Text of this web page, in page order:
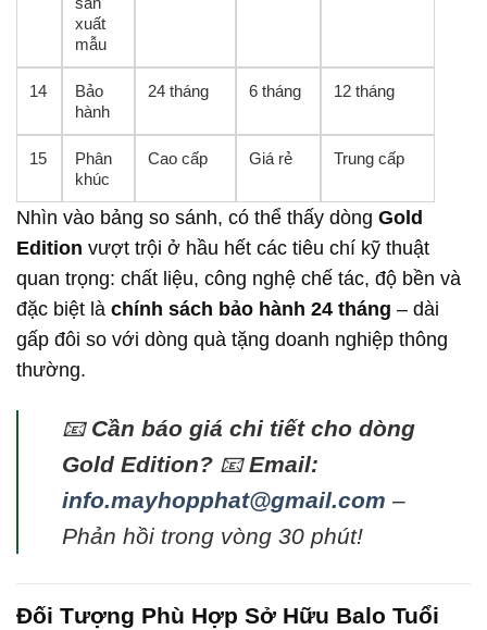
xuất
mẫu
14
Bảo
hành
24 tháng 6 tháng 12 tháng
15
Phân
khúc
Cao cấp Giá rẻ Trung cấp
Nhìn vào bảng so sánh, có thể thấy dòng Gold
Edition vượt trội ở hầu hết các tiêu chí kỹ thuật
quan trọng: chất liệu, công nghệ chế tác, độ bền và
đặc biệt là chính sách bảo hành 24 tháng – dài
gấp đôi so với dòng quà tặng doanh nghiệp thông
thường.
📧 Cần báo giá chi tiết cho dòng
Gold Edition?📧Email:
info.mayhopphat@gmail.com –
Phản hồi trong vòng 30 phút!
Đối Tượng Phù Hợp Sở Hữu Balo Tuổi